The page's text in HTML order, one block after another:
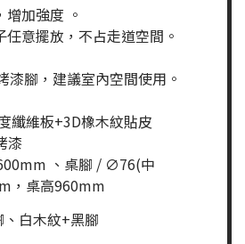
加強度 。
意擺放，不占走道空間。
漆腳，建議室內空間使用。
纖維板+3D橡木紋貼皮
、桌腳 / ∅76(中
，桌高960mm
白木紋+黑腳